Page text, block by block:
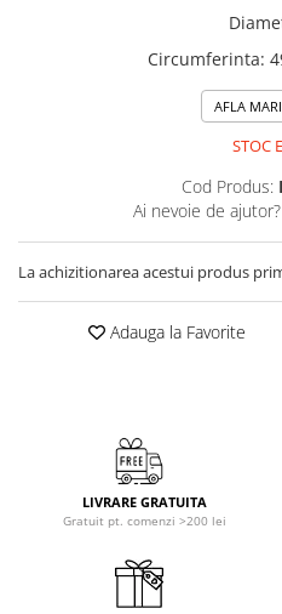
Circumferinta:
AFLA
STOC
Cod Produs:
Ai nevoie de ajutor?
La achizitionarea acestui produs
Adauga la Favorite
LIVRARE GRATUITA
Gratuit pt. comenzi >200 lei